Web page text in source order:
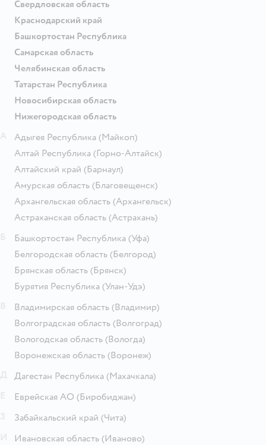
Свердловская область
Краснодарский край
Башкортостан Республика
Самарская область
Челябинская область
Татарстан Республика
Новосибирская область
Нижегородская область
Адыгея Республика (Майкоп)
Алтай Республика (Горно-Алтайск)
Алтайский край (Барнаул)
Амурская область (Благовещенск)
Архангельская область (Архангельск)
Астраханская область (Астрахань)
Башкортостан Республика (Уфа)
Белгородская область (Белгород)
Брянская область (Брянск)
Бурятия Республика (Улан-Удэ)
Владимирская область (Владимир)
Волгоградская область (Волгоград)
Вологодская область (Вологда)
Воронежская область (Воронеж)
Дагестан Республика (Махачкала)
Еврейская АО (Биробиджан)
Забайкальский край (Чита)
Ивановская область (Иваново)